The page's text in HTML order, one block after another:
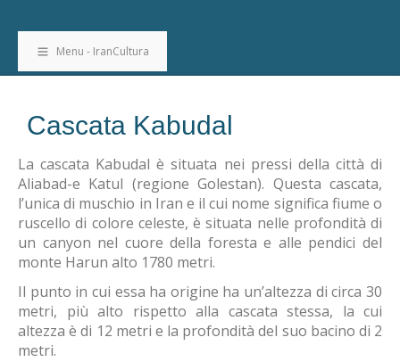
Menu - IranCultura
Cascata Kabudal
La cascata Kabudal è situata nei pressi della città di
Aliabad-e Katul (regione Golestan). Questa cascata,
l’unica di muschio in Iran e il cui nome significa fiume o
ruscello di colore celeste, è situata nelle profondità di
un canyon nel cuore della foresta e alle pendici del
monte Harun alto 1780 metri.
Il punto in cui essa ha origine ha un’altezza di circa 30
metri, più alto rispetto alla cascata stessa, la cui
altezza è di 12 metri e la profondità del suo bacino di 2
metri.